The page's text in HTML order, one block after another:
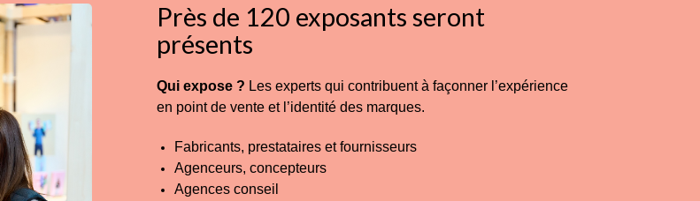
Près de 120 exposants seront
présents
Qui expose ? Les experts qui contribuent à façonner l’expérience
en point de vente et l’identité des marques.
Fabricants, prestataires et fournisseurs
Agenceurs, concepteurs
Agences conseil